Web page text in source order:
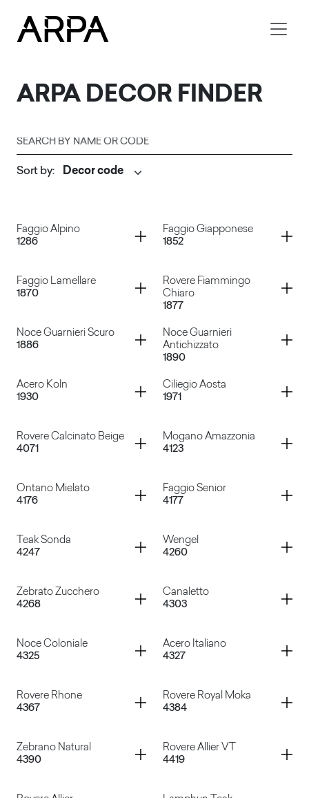
ARPA DECOR FINDER
Search by name or code
Sort by:
Faggio Alpino
1286
Container
Faggio Giapponese
1852
Container
Faggio Lamellare
1870
Container
Rovere Fiammingo
Chiaro
1877
Container
Noce Guarnieri Scuro
1886
Container
Noce Guarnieri
Antichizzato
1890
Container
Acero Koln
1930
Container
Ciliegio Aosta
1971
Container
Rovere Calcinato Beige
4071
Container
Mogano Amazzonia
4123
Container
Ontano Mielato
4176
Container
Faggio Senior
4177
Container
Teak Sonda
4247
Container
Wengel
4260
Container
Zebrato Zucchero
4268
Container
Canaletto
4303
Container
Noce Coloniale
4325
Container
Acero Italiano
4327
Container
Rovere Rhone
4367
Container
Rovere Royal Moka
4384
Container
Zebrano Natural
4390
Container
Rovere Allier VT
4419
Container